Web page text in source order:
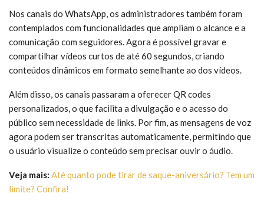
Nos canais do WhatsApp, os administradores também foram
contemplados com funcionalidades que ampliam o alcance e a
comunicação com seguidores. Agora é possível gravar e
compartilhar vídeos curtos de até 60 segundos, criando
conteúdos dinâmicos em formato semelhante ao dos vídeos.
Além disso, os canais passaram a oferecer QR codes
personalizados, o que facilita a divulgação e o acesso do
público sem necessidade de links. Por fim, as mensagens de voz
agora podem ser transcritas automaticamente, permitindo que
o usuário visualize o conteúdo sem precisar ouvir o áudio.
Veja mais: Até quanto pode tirar de saque-aniversário? Tem um
limite? Confira!